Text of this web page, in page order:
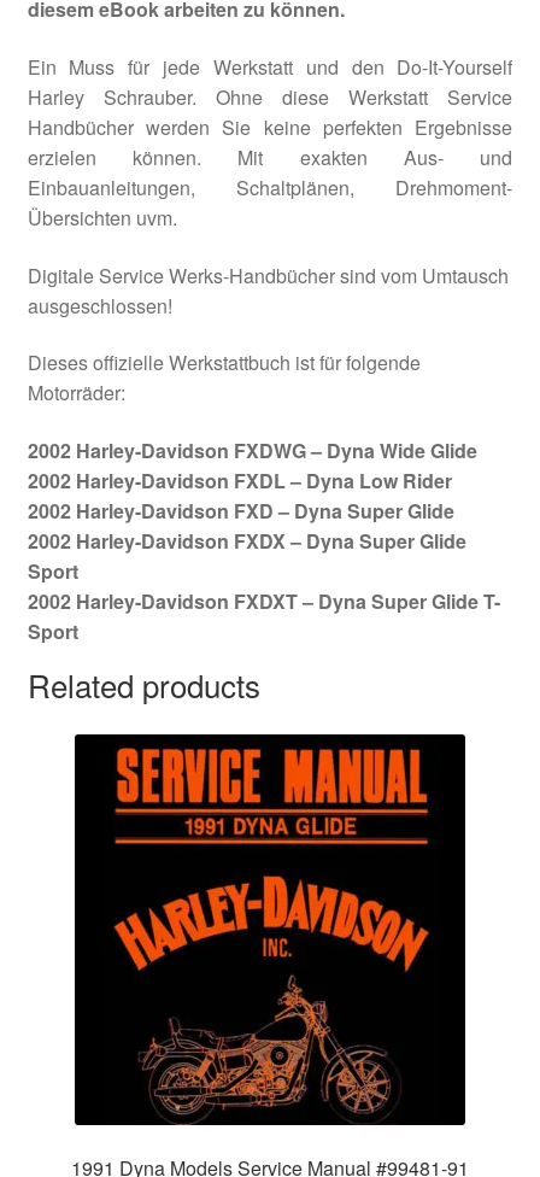
diesem eBook arbeiten zu können.
Ein Muss für jede Werkstatt und den Do-It-Yourself
Harley Schrauber. Ohne diese Werkstatt Service
Handbücher werden Sie keine perfekten Ergebnisse
erzielen können. Mit exakten Aus- und
Einbauanleitungen, Schaltplänen, Drehmoment-
Übersichten uvm.
Digitale Service Werks-Handbücher sind vom Umtausch
ausgeschlossen!
Dieses offizielle Werkstattbuch ist für folgende
Motorräder:
2002 Harley-Davidson FXDWG – Dyna Wide Glide
2002 Harley-Davidson FXDL – Dyna Low Rider
2002 Harley-Davidson FXD – Dyna Super Glide
2002 Harley-Davidson FXDX – Dyna Super Glide
Sport
2002 Harley-Davidson FXDXT – Dyna Super Glide T-
Sport
Related products
1991 Dyna Models Service Manual #99481-91